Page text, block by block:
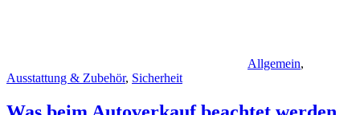
Allgemein,
Ausstattung & Zubehör, Sicherheit